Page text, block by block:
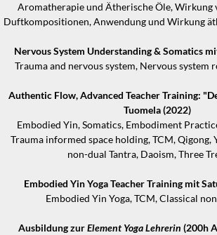
Aromatherapie und Ätherische Öle, Wirkung
Duftkompositionen, Anwendung und Wirkung
Nervous System Understanding & Somatics
Trauma and nervous system, Nervous system
Authentic Flow, Advanced Teacher Training:
Tuomela (2022)
Embodied Yin, Somatics, Embodiment
Trauma informed space holding, TCM, Qigong,
non-dual Tantra, Daoism, Three
Embodied Yin Yoga Teacher Training mit
Embodied Yin Yoga, TCM, Classical
Ausbildung zurElement Yoga Lehrerin (200h